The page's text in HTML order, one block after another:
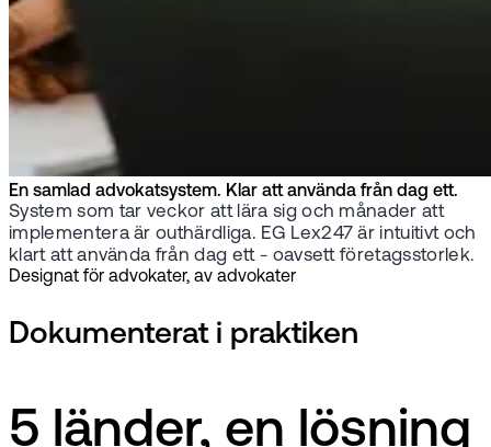
En samlad advokatsystem. Klar att använda från dag ett.
System som tar veckor att lära sig och månader att
implementera är outhärdliga. EG Lex247 är intuitivt och
klart att använda från dag ett - oavsett företagsstorlek.
Designat för advokater, av advokater
Dokumenterat i praktiken
5 länder, en lösning